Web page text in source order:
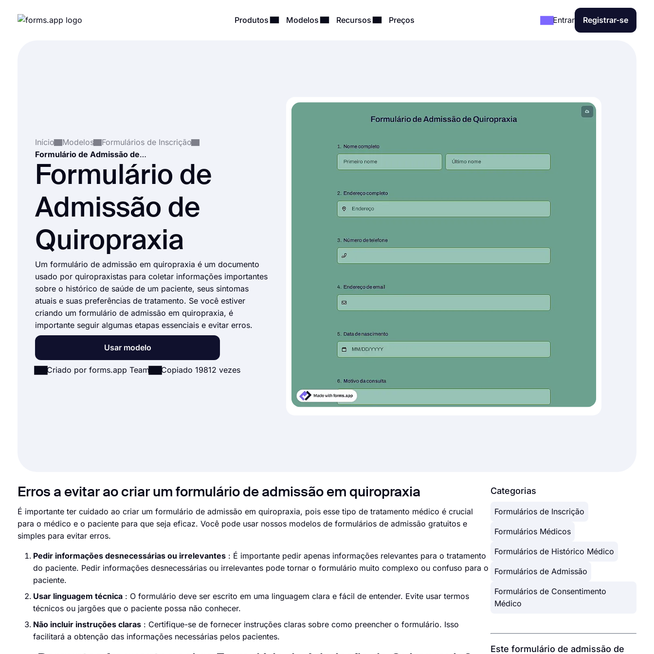
Produtos Modelos Recursos Preços Entrar Registrar-se
Início Modelos
Formulários de Inscrição
Formulário de Admissão de Quiropraxia
Formulário de
Admissão de
Quiropraxia
Um formulário de admissão em quiropraxia é um documento
usado por quiropraxistas para coletar informações importantes
sobre o histórico de saúde de um paciente, seus sintomas
atuais e suas preferências de tratamento. Se você estiver
criando um formulário de admissão em quiropraxia, é
importante seguir algumas etapas essenciais e evitar erros.
Usar modelo
Criado por forms.app Team Copiado 19812 vezes
Erros a evitar ao criar um formulário de admissão em quiropraxia
É importante ter cuidado ao criar um formulário de admissão em quiropraxia, pois esse tipo de tratamento médico é crucial
para o médico e o paciente para que seja eficaz. Você pode usar nossos modelos de formulários de admissão gratuitos e
simples para evitar erros.
Pedir informações desnecessárias ou irrelevantes : É importante pedir apenas informações relevantes para o tratamento
do paciente. Pedir informações desnecessárias ou irrelevantes pode tornar o formulário muito complexo ou confuso para o
paciente.
Usar linguagem técnica : O formulário deve ser escrito em uma linguagem clara e fácil de entender. Evite usar termos
técnicos ou jargões que o paciente possa não conhecer.
Não incluir instruções claras : Certifique-se de fornecer instruções claras sobre como preencher o formulário. Isso
facilitará a obtenção das informações necessárias pelos pacientes.
Categorias
Formulários de Inscrição
Formulários Médicos
Formulários de Histórico Médico
Formulários de Admissão
Formulários de Consentimento
Médico
Este formulário de admissão de